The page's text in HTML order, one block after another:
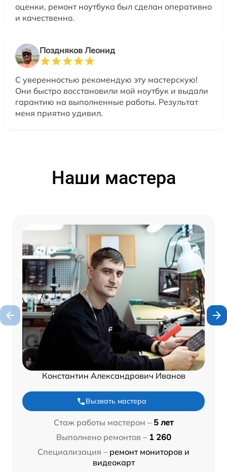
оценки, ремонт ноутбука был сделан оперативно
и качественно.
Поздняков Леонид
С уверенностью рекомендую эту мастерскую!
Они быстро восстановили мой ноутбук и выдали
гарантию на выполненные работы. Результат
меня приятно удивил.
Наши мастера
Константин Александрович Иванов
Вызвать мастера
Стаж работы мастером – 5 лет
Выполнено ремонтов – 1 260
Специализация – ремонт мониторов и
видеокарт